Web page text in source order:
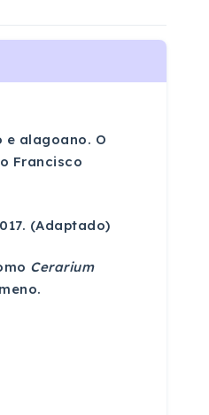
e alagoano. O
Francisco
(Adaptado)
Cerarium